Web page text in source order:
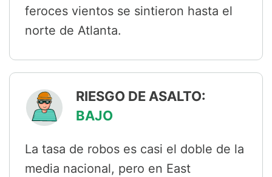
feroces vientos se sintieron hasta el
norte de Atlanta.
RIESGO DE ASALTO:
BAJO
La tasa de robos es casi el doble de la
media nacional, pero en East